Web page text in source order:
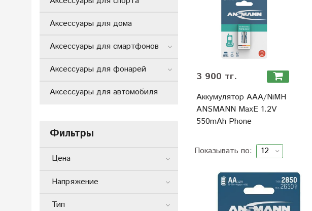
3 900 тг.
Аккумулятор ААА/NiMH
ANSMANN MaxE 1.2V
550mAh Phone
Показывать по:
Аксессуары для дома
Аксессуары для смартфонов
Аксессуары для фонарей
Аксессуары для автомобиля
Фильтры
Цена
Напряжение
Тип